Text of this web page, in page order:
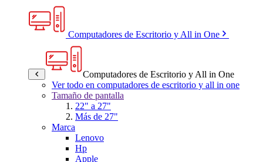
Computadores de Escritorio y All in One
Computadores de Escritorio y All in One
Ver todo en computadores de escritorio y all in one
Tamaño de pantalla
22" a 27"
Más de 27"
Marca
Lenovo
Hp
Apple